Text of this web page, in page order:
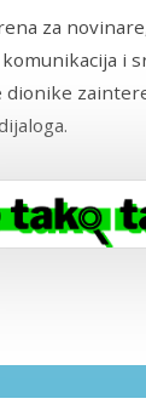
za
i
dionike